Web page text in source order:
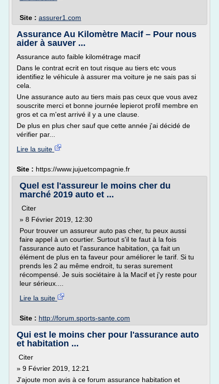
Site : assurer1.com
Assurance Au Kilomètre Macif – Pour nous
aider à sauver ...
Assurance auto faible kilométrage macif
Dans le contrat ecrit en tout risque au tiers etc vous
identifiez le véhicule à assurer ma voiture je ne sais pas si
cela.
Une assurance auto au tiers mais pas ceux que vous avez
souscrite merci et bonne journée lepierot profil membre en
gros et ca m'est arrivé il y a une clause.
De plus en plus cher sauf que cette année j'ai décidé de
vérifier par...
Lire la suite
Site : https://www.jujuetcompagnie.fr
Quel est l'assureur le moins cher du
marché 2019 auto et ...
Citer
» 8 Février 2019, 12:30
Pour trouver un assureur auto pas cher, tu peux aussi
faire appel à un courtier. Surtout s'il te faut à la fois
l'assurance auto et l'assurance habitation, ça fait un
élément de plus en ta faveur pour améliorer le tarif. Si tu
prends les 2 au même endroit, tu seras surement
récompensé. Je suis sociétaire à la Macif et j'y reste pour
leur sérieux....
Lire la suite
Site : http://forum.sports-sante.com
Qui est le moins cher pour l'assurance auto
et habitation ...
Citer
» 9 Février 2019, 12:21
J'ajoute mon avis à ce forum assurance habitation et